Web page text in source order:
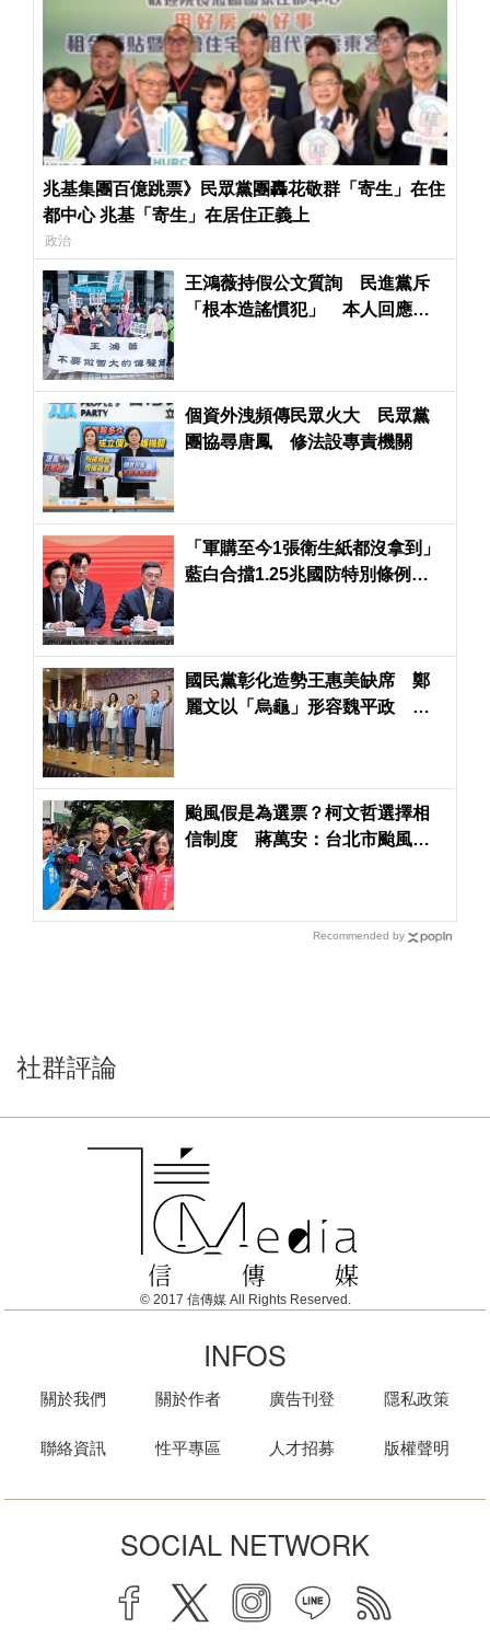
兆基集團百億跳票》民眾黨團轟花敬群「寄生」在住
都中心 兆基「寄生」在居住正義上
政治
王鴻薇持假公文質詢 民進黨斥
「根本造謠慣犯」 本人回應：
個資外洩頻傳民眾火大 民眾黨
團協尋唐鳳 修法設專責機關
「軍購至今1張衛生紙都沒拿到」
藍白合擋1.25兆國防特別條例暫
國民黨彰化造勢王惠美缺席 鄭
麗文以「烏龜」形容魏平政 喊
颱風假是為選票？柯文哲選擇相
信制度 蔣萬安：台北市颱風假
Recommended by
社群評論
© 2017 信傳媒 All Rights Reserved.
INFOS
關於我們
聯絡資訊
關於作者
性平專區
廣告刊登
人才招募
隱私政策
版權聲明
SOCIAL NETWORK
facebook twitter instagram